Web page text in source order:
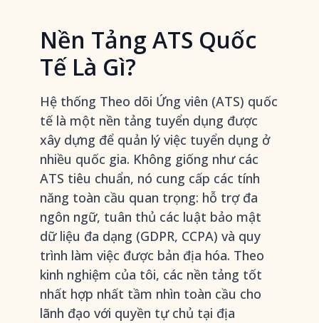
Nền Tảng ATS Quốc
Tế Là Gì?
Hệ thống Theo dõi Ứng viên (ATS) quốc
tế là một nền tảng tuyển dụng được
xây dựng để quản lý việc tuyển dụng ở
nhiều quốc gia. Không giống như các
ATS tiêu chuẩn, nó cung cấp các tính
năng toàn cầu quan trọng: hỗ trợ đa
ngôn ngữ, tuân thủ các luật bảo mật
dữ liệu đa dạng (GDPR, CCPA) và quy
trình làm việc được bản địa hóa. Theo
kinh nghiệm của tôi, các nền tảng tốt
nhất hợp nhất tầm nhìn toàn cầu cho
lãnh đạo với quyền tự chủ tại địa